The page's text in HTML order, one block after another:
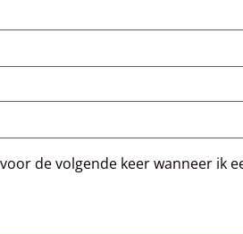
de volgende keer wanneer ik